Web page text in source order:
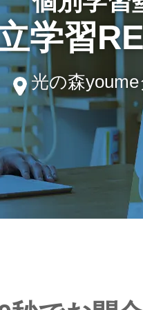
学習
光の森